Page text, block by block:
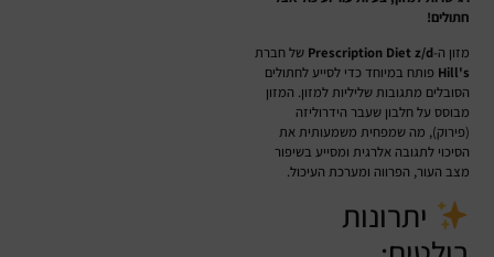
חתולים!
מזון ה-Prescription Diet z/d של חברת
Hill's פותח במיוחד כדי לסייע לחתולים
הסובלים מתגובות שליליות למזון. המזון
מבוסס על חלבון שעבר הידרוליזה
(פירוק), מה שמפחית משמעותית את
הסיכוי לתגובה אלרגית ומסייע בשיפור
מצב העור, הפרווה ומערכת העיכול.
יתרונות